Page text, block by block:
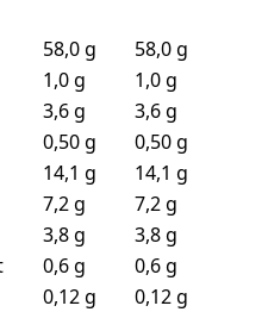
58,0 g
58,0 g
1,0 g
1,0 g
3,6 g
3,6 g
0,50 g
0,50 g
14,1 g
14,1 g
7,2 g
7,2 g
3,8 g
3,8 g
0,6 g
0,6 g
0,12 g
0,12 g